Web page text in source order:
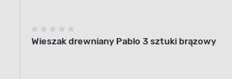
Wieszak drewniany Pablo 3 sztuki brązowy